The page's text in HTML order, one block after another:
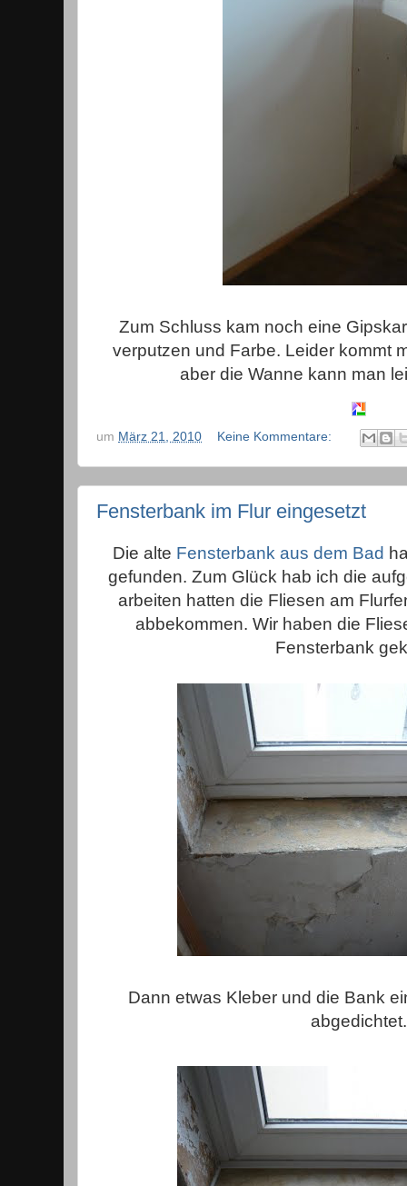
Zum Schluss kam noch eine
verputzen und Farbe. Leider kommt
aber die Wanne kann man
um März 21, 2010 Keine Kommentare:
Fensterbank im Flur eingesetzt
Die alte Fensterbank aus dem Bad
gefunden. Zum Glück hab ich die
arbeiten hatten die Fliesen am
abbekommen. Wir haben die
Fensterbank
Dann etwas Kleber und die Bank
abgedichtet.